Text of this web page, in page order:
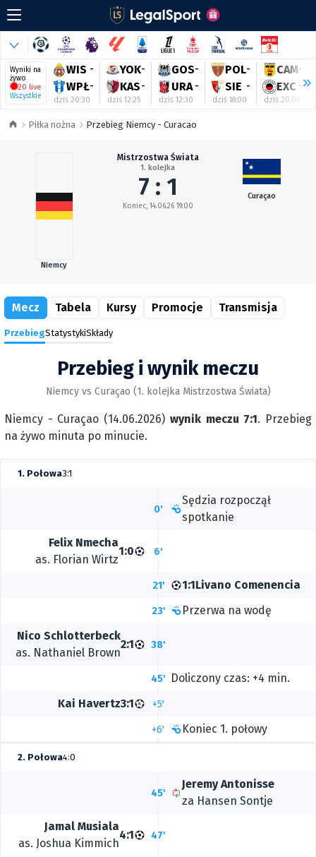
Wyniki na
żywo
20 live
Wszystkie
WIS -
WPŁ-
dziś 20:30
YOK-
KAS-
dziś 12:25
GOS-
URA -
dziś 12:30
POL-
SIE -
dziś 18:00
CAM-
EXC -
dziś 20:00
Piłka nożna Przebieg Niemcy - Curacao
Niemcy
Mistrzostwa Świata
1. kolejka
7 : 1
Koniec, 14.06.26 19:00
Curaçao
Mecz Tabela Kursy Promocje Transmisja
PrzebiegStatystykiSkłady
Przebieg i wynik meczu
Niemcy vs Curaçao (1. kolejka Mistrzostwa Świata)
Niemcy - Curaçao (14.06.2026) wynik meczu 7:1. Przebieg
na żywo minuta po minucie.
1. Połowa3:1
0'
Sędzia rozpoczął
spotkanie
1:0
Felix Nmecha
as. Florian Wirtz
6'
21' 1:1Livano Comenencia
23' Przerwa na wodę
2:1
Nico Schlotterbeck
as. Nathaniel Brown
38'
45' Doliczony czas: +4 min.
3:1
Kai Havertz +5'
+6' Koniec 1. połowy
2. Połowa4:0
45'
Jeremy Antonisse
za Hansen Sontje
4:1
Jamal Musiala
as. Joshua Kimmich
47'